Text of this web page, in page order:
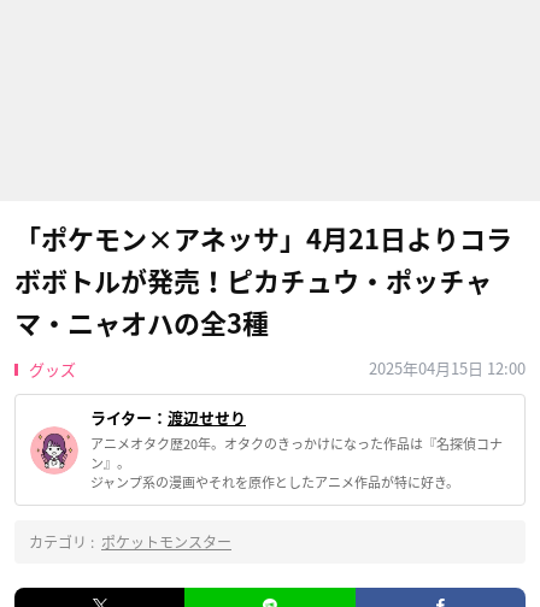
「ポケモン×アネッサ」4月21日よりコラ
ボボトルが発売！ピカチュウ・ポッチャ
マ・ニャオハの全3種
グッズ 2025年04月15日 12:00
ライター： 渡辺せせり
アニメオタク歴20年。オタクのきっかけになった作品は『名探偵コナ
ン』。
ジャンプ系の漫画やそれを原作としたアニメ作品が特に好き。
カテゴリ : ポケットモンスター